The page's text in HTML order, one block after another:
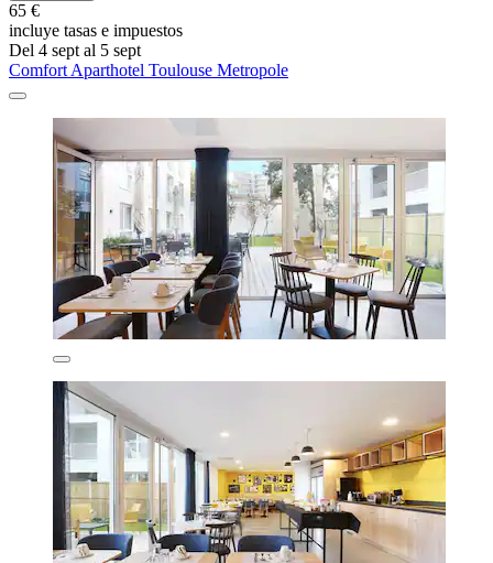
65 €
incluye tasas e impuestos
Del 4 sept al 5 sept
Comfort Aparthotel Toulouse Metropole